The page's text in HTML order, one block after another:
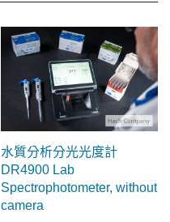
水質分析分光光度計
DR4900 Lab
Spectrophotometer, without
camera